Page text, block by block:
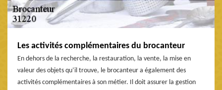
Les activités complémentaires du brocanteur
En dehors de la recherche, la restauration, la vente, la mise en
valeur des objets qu’il trouve, le brocanteur a également des
activités complémentaires à son métier. Il doit assurer la gestion